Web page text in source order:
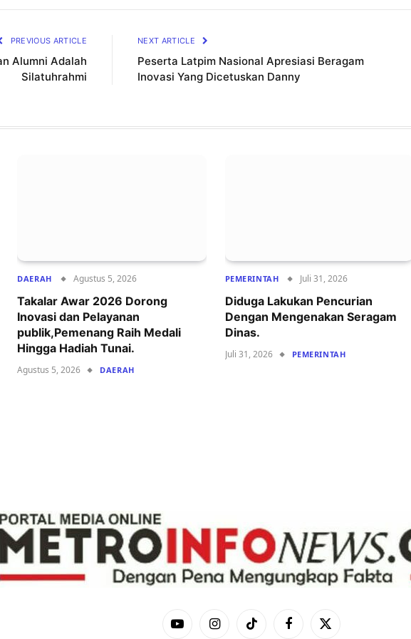
PREVIOUS ARTICLE
Alumni Adalah
Silatuhrahmi
NEXT ARTICLE
Peserta Latpim Nasional Apresiasi Beragam
Inovasi Yang Dicetuskan Danny
DAERAH Agustus 5, 2026
Takalar Awar 2026 Dorong
Inovasi dan Pelayanan
publik,Pemenang Raih Medali
Hingga Hadiah Tunai.
Agustus 5, 2026 DAERAH
PEMERINTAH Juli 31, 2026
Diduga Lakukan Pencurian
Dengan Mengenakan Seragam
Dinas.
Juli 31, 2026 PEMERINTAH
YouTubeInstagramTikTok Facebook
X